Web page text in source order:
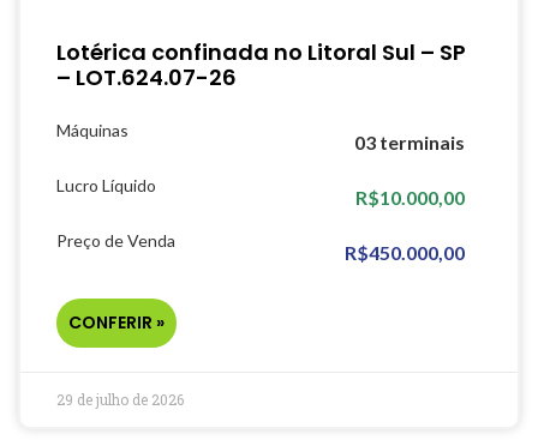
Lotérica confinada no Litoral Sul – SP
– LOT.624.07-26
Máquinas
03 terminais
Lucro Líquido
R$10.000,00
Preço de Venda
R$450.000,00
CONFERIR »
29 de julho de 2026